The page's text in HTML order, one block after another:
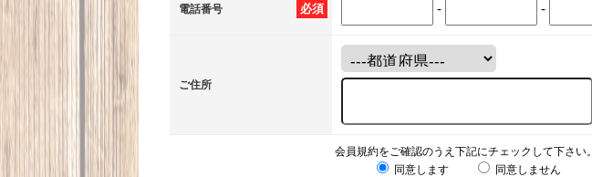
必須
電話番号 - -
ご住所
会員規約をご確認のうえ下記にチェックして下さい。
同意します
同意しません